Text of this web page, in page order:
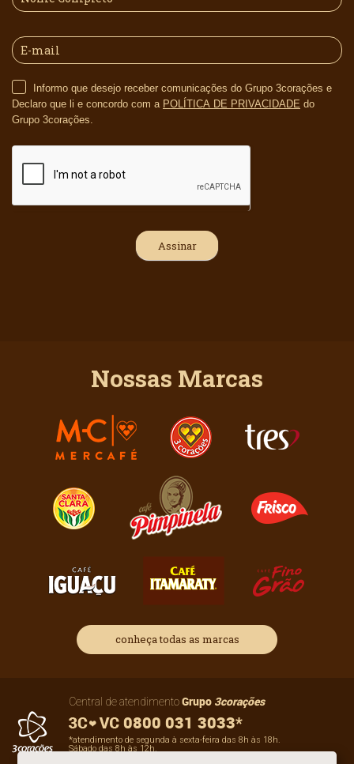
Declaro que li e concordo com a POLÍTICA DE PRIVACIDADE do
Grupo 3corações.
Nossas Marcas
conheça todas as marcas
Central de atendimentoGrupo 3corações
0800 031 3033*
*atendimento de segunda à sexta-feira das 8h às 18h.
Sábado das 8h às 12h.